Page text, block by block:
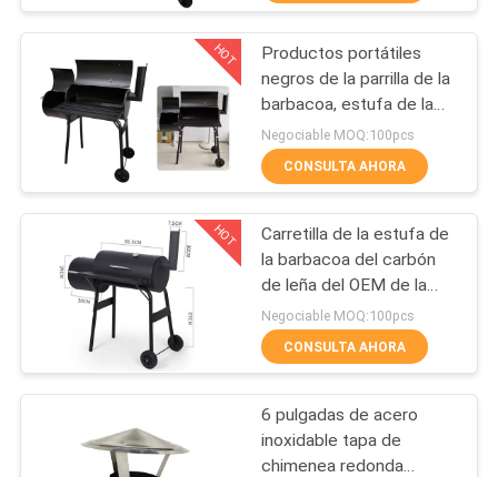
VISITA
FÁBRICA
CONTROL
CALIDAD
CONTACTA
CON
NOSOTROS
abrazadera de tubo
galvanizada
152
Abrazadera de tubo
de la liberación
rápida
167
HOT
Productos portátiles
negros de la parrilla de la
barbacoa, estufa de la
barbacoa del carbón de
leña para recolectar el
partido
Negociable MOQ:100pcs
CONSULTA AHORA
HOT
Carretilla de la estufa de
la barbacoa del carbón
de leña del OEM de la
madre y del hijo del barril
Negociable MOQ:100pcs
CONSULTA AHORA
6 pulgadas de acero
inoxidable tapa de
chimenea redonda